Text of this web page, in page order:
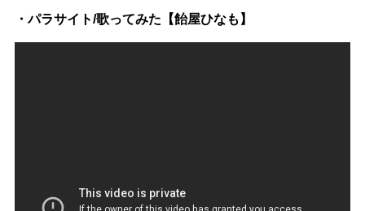
・パラサイト/歌ってみた【飴屋ひなも】